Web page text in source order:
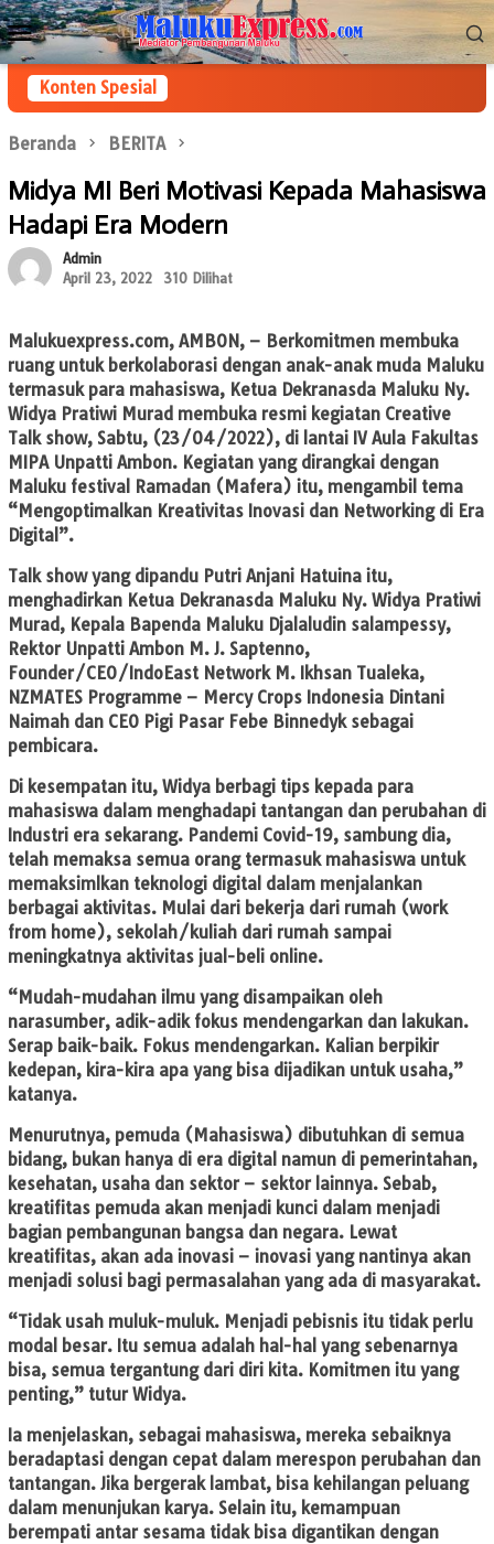
Loncat
ke
konten
Menu
Mobile
Konten Spesial
Beranda BERITA
Midya MI Beri Motivasi Kepada Mahasiswa
Hadapi Era Modern
Admin
April 23, 2022
310 Dilihat
Malukuexpress.com, AMBON, – Berkomitmen membuka
ruang untuk berkolaborasi dengan anak-anak muda Maluku
termasuk para mahasiswa, Ketua Dekranasda Maluku Ny.
Widya Pratiwi Murad membuka resmi kegiatan Creative
Talk show, Sabtu, (23/04/2022), di lantai IV Aula Fakultas
MIPA Unpatti Ambon. Kegiatan yang dirangkai dengan
Maluku festival Ramadan (Mafera) itu, mengambil tema
“Mengoptimalkan Kreativitas Inovasi dan Networking di Era
Digital”.
Talk show yang dipandu Putri Anjani Hatuina itu,
menghadirkan Ketua Dekranasda Maluku Ny. Widya Pratiwi
Murad, Kepala Bapenda Maluku Djalaludin salampessy,
Rektor Unpatti Ambon M. J. Saptenno,
Founder/CEO/IndoEast Network M. Ikhsan Tualeka,
NZMATES Programme – Mercy Crops Indonesia Dintani
Naimah dan CEO Pigi Pasar Febe Binnedyk sebagai
pembicara.
Di kesempatan itu, Widya berbagi tips kepada para
mahasiswa dalam menghadapi tantangan dan perubahan di
Industri era sekarang. Pandemi Covid-19, sambung dia,
telah memaksa semua orang termasuk mahasiswa untuk
memaksimlkan teknologi digital dalam menjalankan
berbagai aktivitas. Mulai dari bekerja dari rumah (work
from home), sekolah/kuliah dari rumah sampai
meningkatnya aktivitas jual-beli online.
“Mudah-mudahan ilmu yang disampaikan oleh
narasumber, adik-adik fokus mendengarkan dan lakukan.
Serap baik-baik. Fokus mendengarkan. Kalian berpikir
kedepan, kira-kira apa yang bisa dijadikan untuk usaha,”
katanya.
Menurutnya, pemuda (Mahasiswa) dibutuhkan di semua
bidang, bukan hanya di era digital namun di pemerintahan,
kesehatan, usaha dan sektor – sektor lainnya. Sebab,
kreatifitas pemuda akan menjadi kunci dalam menjadi
bagian pembangunan bangsa dan negara. Lewat
kreatifitas, akan ada inovasi – inovasi yang nantinya akan
menjadi solusi bagi permasalahan yang ada di masyarakat.
“Tidak usah muluk-muluk. Menjadi pebisnis itu tidak perlu
modal besar. Itu semua adalah hal-hal yang sebenarnya
bisa, semua tergantung dari diri kita. Komitmen itu yang
penting,” tutur Widya.
Ia menjelaskan, sebagai mahasiswa, mereka sebaiknya
beradaptasi dengan cepat dalam merespon perubahan dan
tantangan. Jika bergerak lambat, bisa kehilangan peluang
dalam menunjukan karya. Selain itu, kemampuan
berempati antar sesama tidak bisa digantikan dengan